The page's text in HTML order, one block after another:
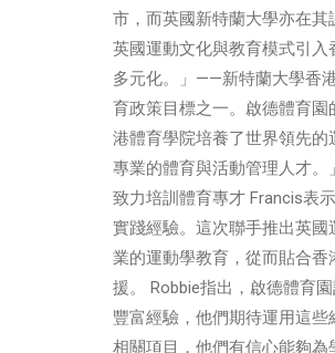
市，而英國新特蘭大學亦在
英國運動文化與教育模式引
多元化。」——新特蘭大學香
育政策目標之一。啟德體育
港體育學院培養了世界領先
專業的體育與活動管理人才
致力培訓體育專才 Francis表
實踐經驗。這次聯手推出英
業的運動學教育，從而貼合
援。 Robbie指出，啟德體育
豐富經驗，他們期待運用這
相關項目，他們有信心能夠